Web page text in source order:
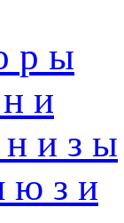
р ы
н и
н и з ы
ю з и